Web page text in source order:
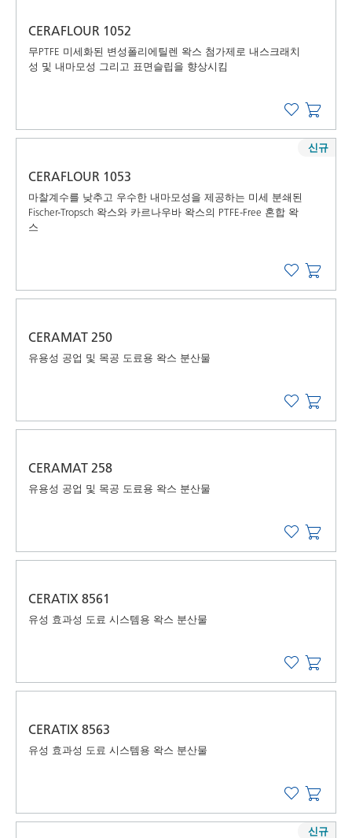
CERAFLOUR 1052
무PTFE 미세화된 변성폴리에틸렌 왁스 첨가제로 내스크래치
성 및 내마모성 그리고 표면슬립을 향상시킴
CERAFLOUR 1053
마찰계수를 낮추고 우수한 내마모성을 제공하는 미세 분쇄된
Fischer-Tropsch 왁스와 카르나우바 왁스의 PTFE-Free 혼합 왁
스
신규
CERAMAT 250
유용성 공업 및 목공 도료용 왁스 분산물
CERAMAT 258
유용성 공업 및 목공 도료용 왁스 분산물
CERATIX 8561
유성 효과성 도료 시스템용 왁스 분산물
CERATIX 8563
유성 효과성 도료 시스템용 왁스 분산물
신규